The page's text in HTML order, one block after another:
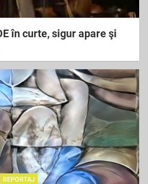
în curte, sigur apare şi
REPORTAJ